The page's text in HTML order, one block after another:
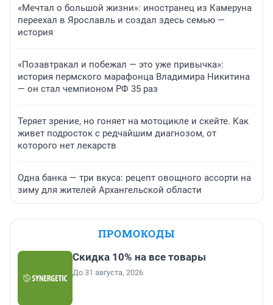
«Мечтал о большой жизни»: иностранец из Камеруна
переехал в Ярославль и создал здесь семью —
история
«Позавтракал и побежал — это уже привычка»:
история пермского марафонца Владимира Никитина
— он стал чемпионом РФ 35 раз
Теряет зрение, но гоняет на мотоцикле и скейте. Как
живет подросток с редчайшим диагнозом, от
которого нет лекарств
Одна банка — три вкуса: рецепт овощного ассорти на
зиму для жителей Архангельской области
ПРОМОКОДЫ
Скидка 10% на все товары
До 31 августа, 2026